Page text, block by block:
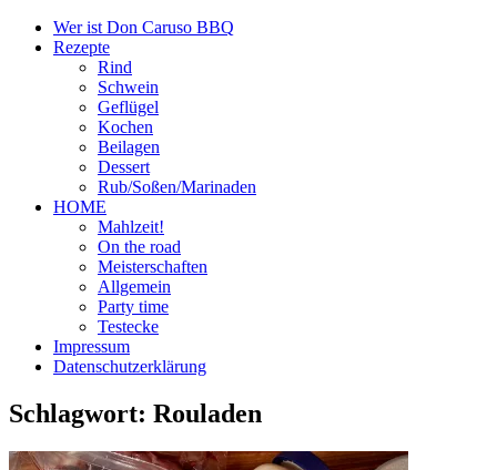
Wer ist Don Caruso BBQ
Rezepte
Rind
Schwein
Geflügel
Kochen
Beilagen
Dessert
Rub/Soßen/Marinaden
HOME
Mahlzeit!
On the road
Meisterschaften
Allgemein
Party time
Testecke
Impressum
Datenschutzerklärung
Schlagwort: Rouladen